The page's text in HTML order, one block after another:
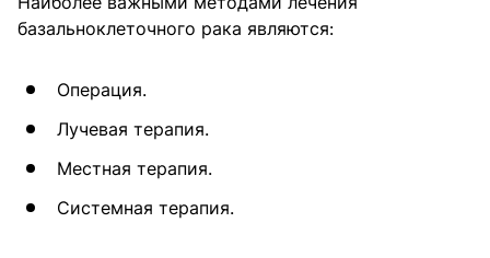
базальноклеточного рака являются:
Операция.
Лучевая терапия.
Местная терапия.
Системная терапия.